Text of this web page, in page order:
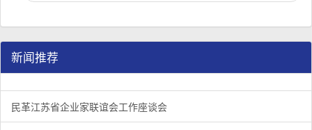
新闻推荐
民革江苏省企业家联谊会工作座谈会在宁召开
1/3 李惠东率队来江苏省淮安市调研：聚焦民革党员之家建设管
2/3 民革江苏省委召开“主题教育活动” 领导班子民主生活会
3/3
民革江苏省企业家联谊会工作座谈会